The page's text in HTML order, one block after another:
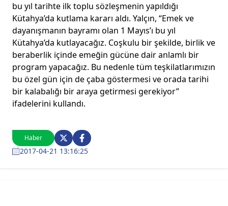
Haber
2017-04-21 13:16:25
bu yıl tarihte ilk toplu sözleşmenin yapıldığı
Kütahya’da kutlama kararı aldı. Yalçın, “Emek ve
dayanışmanın bayramı olan 1 Mayıs’ı bu yıl
Kütahya’da kutlayacağız. Coşkulu bir şekilde, birlik ve
beraberlik içinde emeğin gücüne dair anlamlı bir
program yapacağız. Bu nedenle tüm teşkilatlarımızın
bu özel gün için de çaba göstermesi ve orada tarihi
bir kalabalığı bir araya getirmesi gerekiyor”
ifadelerini kullandı.